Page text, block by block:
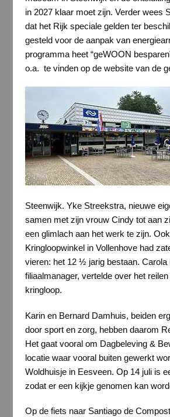
in 2027 klaar moet zijn. Verder wees
dat het Rijk speciale gelden ter
gesteld voor de aanpak van
programma heet “geWOON
o.a. te vinden op de website van de
Steenwijk. Yke Streekstra, nieuwe
samen met zijn vrouw Cindy tot aan
een glimlach aan het werk te zijn.
Kringloopwinkel in Vollenhove had
vieren: het 12 ½ jarig bestaan. Carola
filiaalmanager, vertelde over het
kringloop.
Karin en Bernard Damhuis, beiden
door sport en zorg, hebben daarom
Het gaat vooral om Dagbeleving &
locatie waar vooral buiten gewerkt
Woldhuisje in Eesveen. Op 14 juli is
zodat er een kijkje genomen kan
Op de fiets naar Santiago de